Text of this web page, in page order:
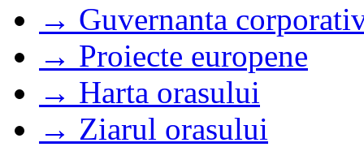
→ Guvernanta
→ Proiecte europene
→ Harta orasului
→ Ziarul orasului